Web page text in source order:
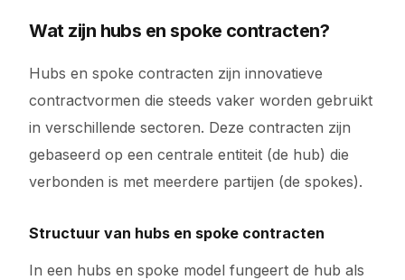
Wat zijn hubs en spoke contracten?
Hubs en spoke contracten zijn innovatieve
contractvormen die steeds vaker worden gebruikt
in verschillende sectoren. Deze contracten zijn
gebaseerd op een centrale entiteit (de hub) die
verbonden is met meerdere partijen (de spokes).
Structuur van hubs en spoke contracten
In een hubs en spoke model fungeert de hub als